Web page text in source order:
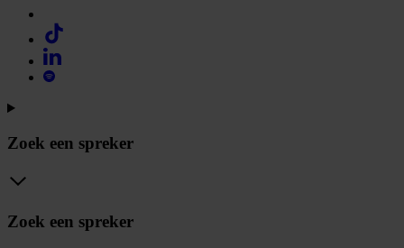
Zoek een spreker
Zoek een spreker